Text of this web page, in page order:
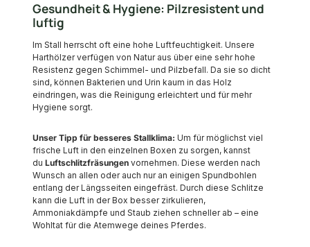
Gesundheit & Hygiene: Pilzresistent und
luftig
Im Stall herrscht oft eine hohe Luftfeuchtigkeit. Unsere
Harthölzer verfügen von Natur aus über eine sehr hohe
Resistenz gegen Schimmel- und Pilzbefall. Da sie so dicht
sind, können Bakterien und Urin kaum in das Holz
eindringen, was die Reinigung erleichtert und für mehr
Hygiene sorgt.
Unser Tipp für besseres Stallklima: Um für möglichst viel
frische Luft in den einzelnen Boxen zu sorgen, kannst
du Luftschlitzfräsungen vornehmen. Diese werden nach
Wunsch an allen oder auch nur an einigen Spundbohlen
entlang der Längsseiten eingefräst. Durch diese Schlitze
kann die Luft in der Box besser zirkulieren,
Ammoniakdämpfe und Staub ziehen schneller ab – eine
Wohltat für die Atemwege deines Pferdes.